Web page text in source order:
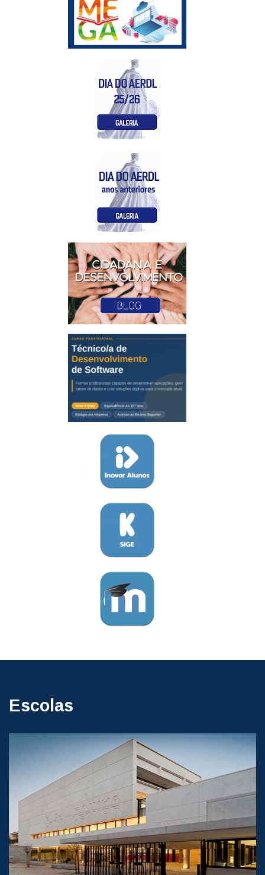
Escolas